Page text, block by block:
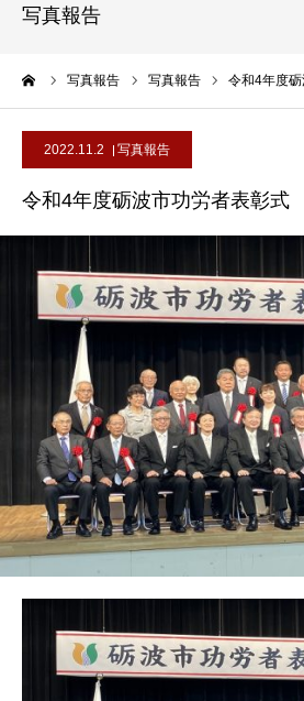
写真報告
写真報告 写真報告 令和4年度
2022.11.2 写真報告
令和4年度砺波市功労者表彰式